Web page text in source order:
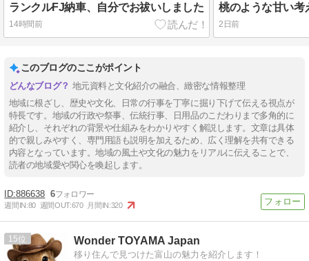
ランクルFJ納車、自分でお祓いしました
14時間前
桃のような甘い
2日前
このブログのここがポイント
地元資料と文化紹介の融合、緻密な情報整理
地域に根ざし、歴史や文化、日常の行事を丁寧に掘り下げて伝える視点が
特長です。地域の行政や祭事、伝統行事、日用品のこだわりまで多角的に
紹介し、それぞれの背景や仕組みをわかりやすく解説します。文章は具体
的で親しみやすく、専門用語も説明を加えるため、広く理解を共有できる
内容となっています。地域の風土や文化の魅力をリアルに伝えることで、
読者の地域愛や関心を喚起します。
886638 6
週間IN:80 週間OUT:670 月間IN:320
15 Wonder TOYAMA Japan
移り住んで見つけた富山の魅力を紹介します！